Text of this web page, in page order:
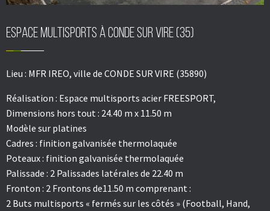
Espace multisports à CONDE SUR VIRE (35)
Lieu : MFR IREO, ville de CONDE SUR VIRE (35890)
Réalisation : Espace multisports acier FREESPORT,
Dimensions hors tout : 24.40 m x 11.50 m
Modèle sur platines
Cadres : finition galvanisée thermolaquée
Poteaux : finition galvanisée thermolaquée
Palissade : 2 Palissades latérales de 22.40 m
Fronton : 2 Frontons de11.50 m comprenant :
2 Buts multisports « fermés sur les côtés » (Football, Hand,